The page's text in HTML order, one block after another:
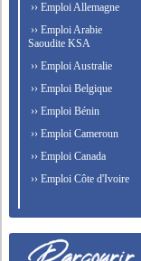
›› Emploi Allemagne
›› Emploi Arabie
Saoudite KSA
›› Emploi Australie
›› Emploi Belgique
›› Emploi Bénin
›› Emploi Cameroun
›› Emploi Canada
›› Emploi Côte d'Ivoire